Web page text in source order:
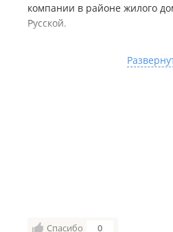
компании в районе жилого
Русской.
вашей организации
При неоднократных попытках
Спасибо 0